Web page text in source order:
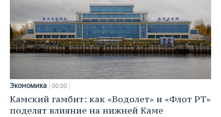
Экономика 00:00
Камский гамбит: как «Водолет» и «Флот РТ»
поделят влияние на нижней Каме